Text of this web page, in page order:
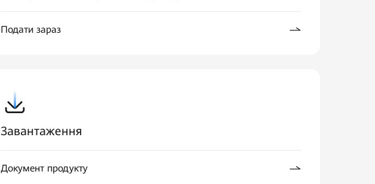
Подати зараз
Завантаження
Документ продукту